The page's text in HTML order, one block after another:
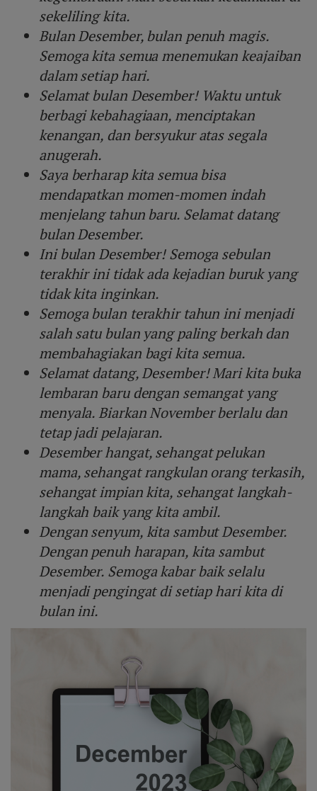
sekeliling kita.
Bulan Desember, bulan penuh magis.
Semoga kita semua menemukan keajaiban
dalam setiap hari.
Selamat bulan Desember! Waktu untuk
berbagi kebahagiaan, menciptakan
kenangan, dan bersyukur atas segala
anugerah.
Saya berharap kita semua bisa
mendapatkan momen-momen indah
menjelang tahun baru. Selamat datang
bulan Desember.
Ini bulan Desember! Semoga sebulan
terakhir ini tidak ada kejadian buruk yang
tidak kita inginkan.
Semoga bulan terakhir tahun ini menjadi
salah satu bulan yang paling berkah dan
membahagiakan bagi kita semua.
Selamat datang, Desember! Mari kita buka
lembaran baru dengan semangat yang
menyala. Biarkan November berlalu dan
tetap jadi pelajaran.
Desember hangat, sehangat pelukan
mama, sehangat rangkulan orang terkasih,
sehangat impian kita, sehangat langkah-
langkah baik yang kita ambil.
Dengan senyum, kita sambut Desember.
Dengan penuh harapan, kita sambut
Desember. Semoga kabar baik selalu
menjadi pengingat di setiap hari kita di
bulan ini.